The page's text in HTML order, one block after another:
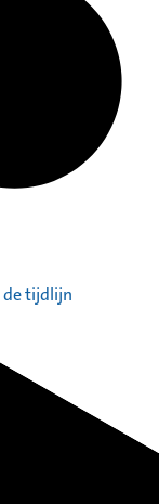
de tijdlijn